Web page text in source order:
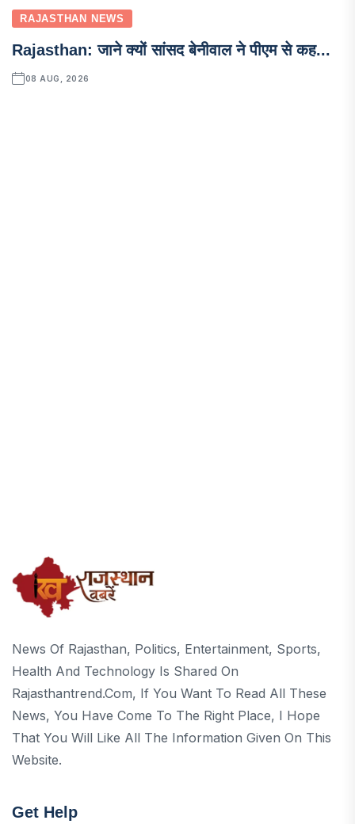
RAJASTHAN NEWS
Rajasthan: जाने क्यों सांसद बेनीवाल ने पीएम से कह...
08 AUG, 2026
News Of Rajasthan, Politics, Entertainment, Sports,
Health And Technology Is Shared On
Rajasthantrend.com, If You Want To Read All These
News, You Have Come To The Right Place, I Hope
That You Will Like All The Information Given On This
Website.
Get Help